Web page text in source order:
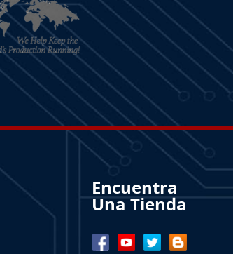
Encuentra
Una Tienda